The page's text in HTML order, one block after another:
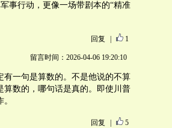
事行动，更像一场带剧本的“精准
回复 1
留言时间：2026-04-06 19:20:10
有一句是算数的。不是他说的不算
数的，哪句话是真的。即使川普
回复 5